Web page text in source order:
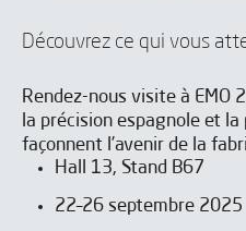
Découvrez ce qui vous
Rendez-nous visite à EMO
la précision espagnole et
façonnent l’avenir de la
Hall 13, Stand B67
22–26 septembre 2025
J’accepte de recevoir les
Envoyer